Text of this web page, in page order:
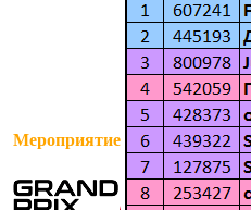
Мероприятие